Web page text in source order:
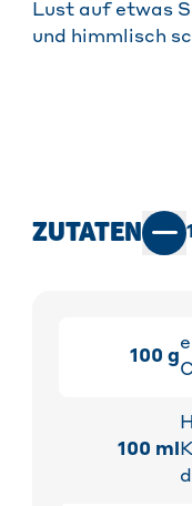
Lust auf etwas
und himmlisch
ZUTATEN 1
100 g
100 ml